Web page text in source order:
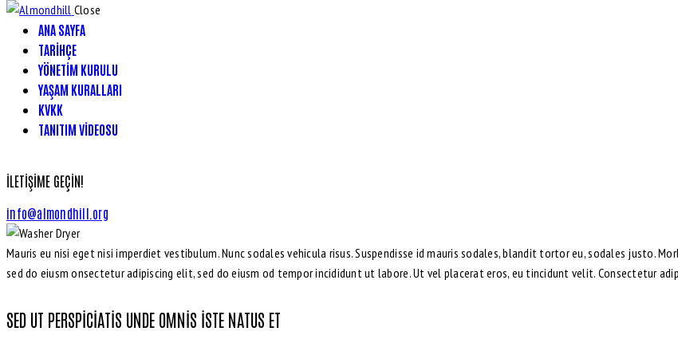
Close
ANA SAYFA
TARIHÇE
YÖNETIM KURULU
YAŞAM KURALLARI
KVKK
TANITIM VIDEOSU
İLETIŞIME GEÇIN!
info@almondhill.org
Mauris eu nisi eget nisi imperdiet vestibulum. Nunc sodales vehicula risus. Suspendisse id mauris sodales, blandit tortor eu, sodales justo.
sed do eiusm onsectetur adipiscing elit, sed do eiusm od tempor incididunt ut labore. Ut vel placerat eros, eu tincidunt velit. Consectetur
SED UT PERSPICIATIS UNDE OMNIS ISTE NATUS ET